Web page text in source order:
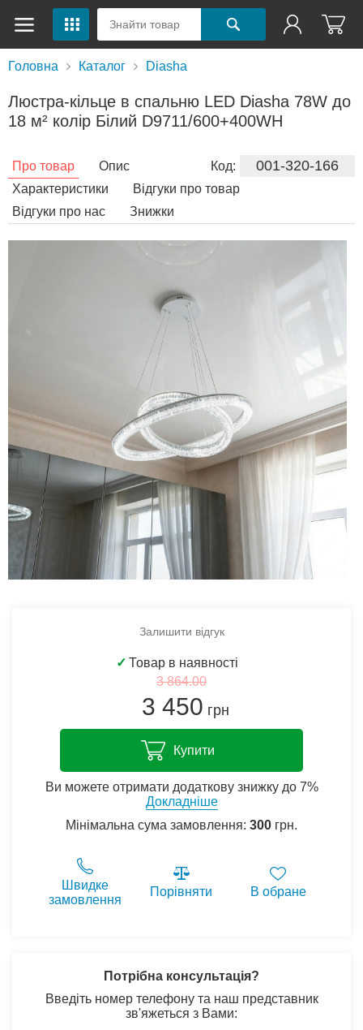
Головна Каталог Diasha
Люстра-кільце в спальню LED Diasha 78W до
18 м² колір Білий D9711/600+400WH
Код: 001-320-166
Про товар
Опис
Характеристики
Відгуки про товар
Відгуки про нас
Знижки
Залишити відгук
✓ Товар в наявності
3 864.00
3 450 грн
Купити
Ви можете отримати додаткову знижку до 7%
Докладніше
Мінімальна сума замовлення: 300 грн.
Швидке
замовлення
Порівняти В обране
Потрібна консультація?
Введіть номер телефону та наш представник
зв'яжеться з Вами: